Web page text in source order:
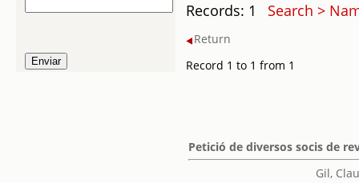
Records: 1 Search >
Return
Record 1 to 1 from 1
Petició de diversos socis de
Gil,